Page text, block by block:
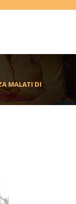
MALATI DI